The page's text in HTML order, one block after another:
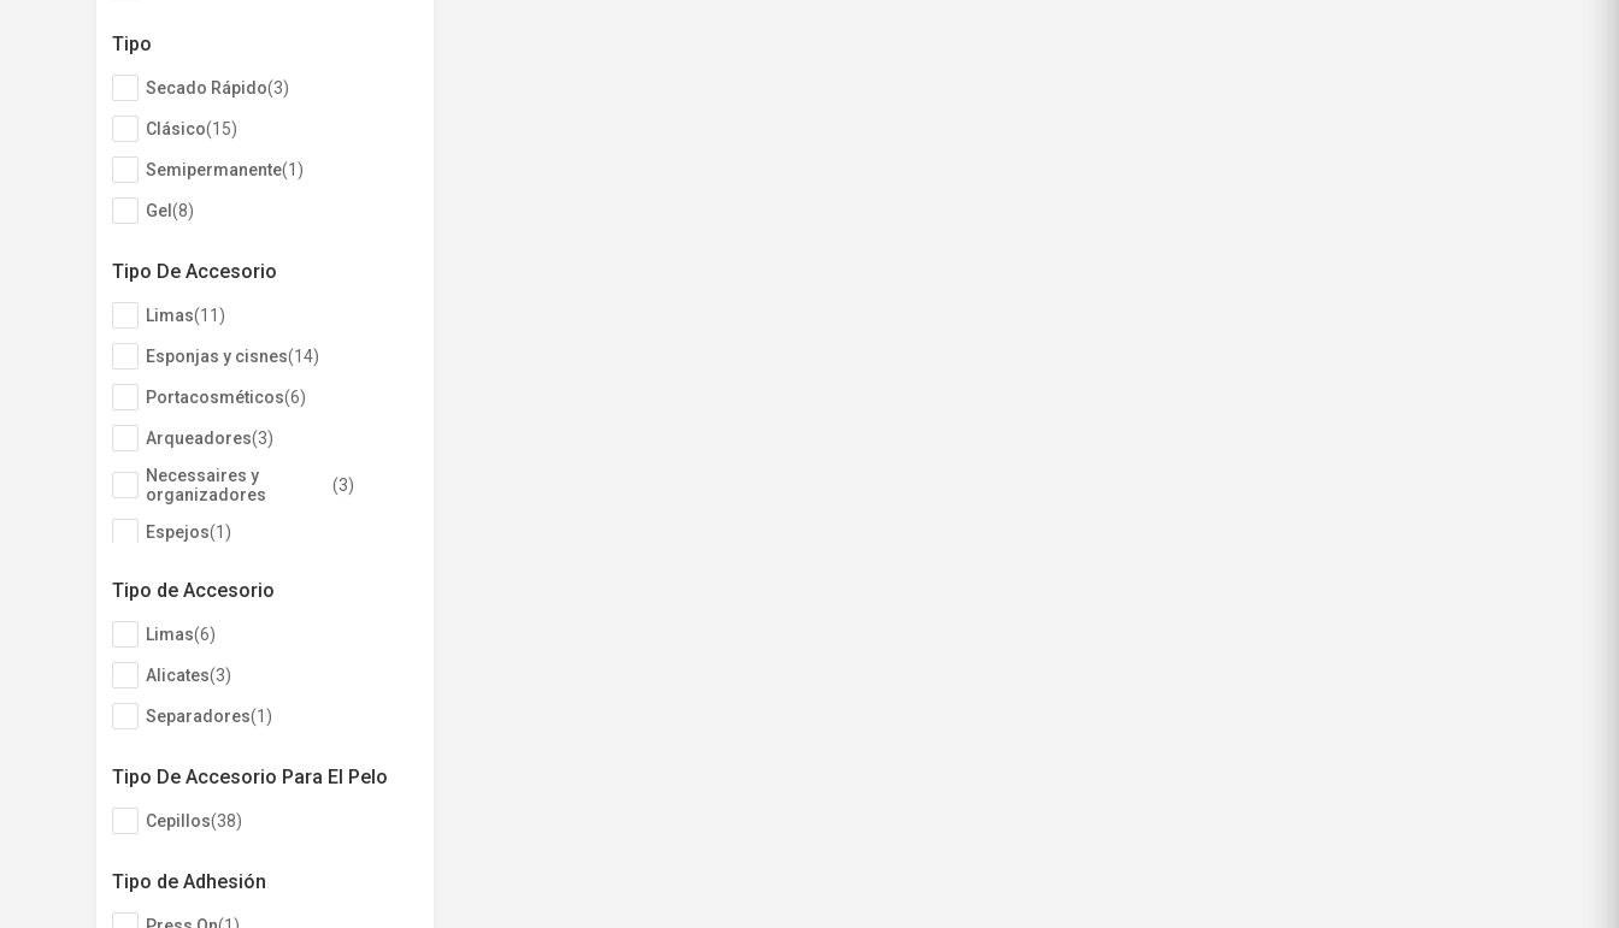
Tipo
Secado Rápido(3)
Clásico(15)
Semipermanente(1 )
Gel (8)
Tipo De Accesorio
Limas(11 )
Esponjas y cisnes(14)
Portacosméticos(6)
Arqueadores(3)
Necessaires y
organizadores
(3)
Espejos(1 )
Tipo de Accesorio
Limas(6)
Alicates(3)
Separadores(1 )
Tipo De Accesorio Para El Pelo
Cepillos(38)
Tipo de Adhesión